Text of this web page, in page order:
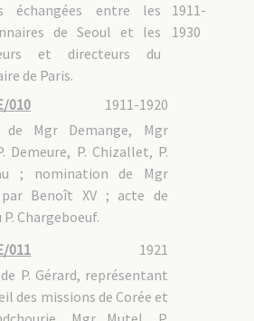
1911-
1930
échangées entre les
de Seoul et les
et directeurs du
de Paris.
010
1911-1920
de Mgr Demange, Mgr
Demeure, P. Chizallet, P.
; nomination de Mgr
par Benoît XV ; acte de
P. Chargeboeuf.
011
1921
P. Gérard, représentant
des missions de Corée et